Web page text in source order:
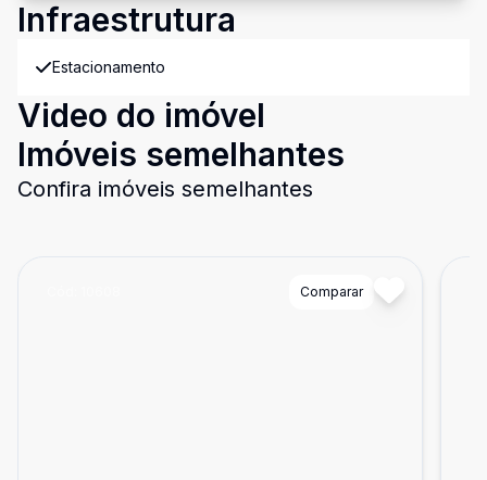
Infraestrutura
Estacionamento
Video do imóvel
Imóveis semelhantes
Confira imóveis semelhantes
Comparar